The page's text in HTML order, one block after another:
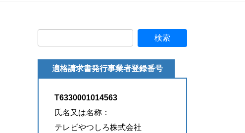
適格請求書発行事業者登録番号
T6330001014563
氏名又は名称：
テレビやつしろ株式会社